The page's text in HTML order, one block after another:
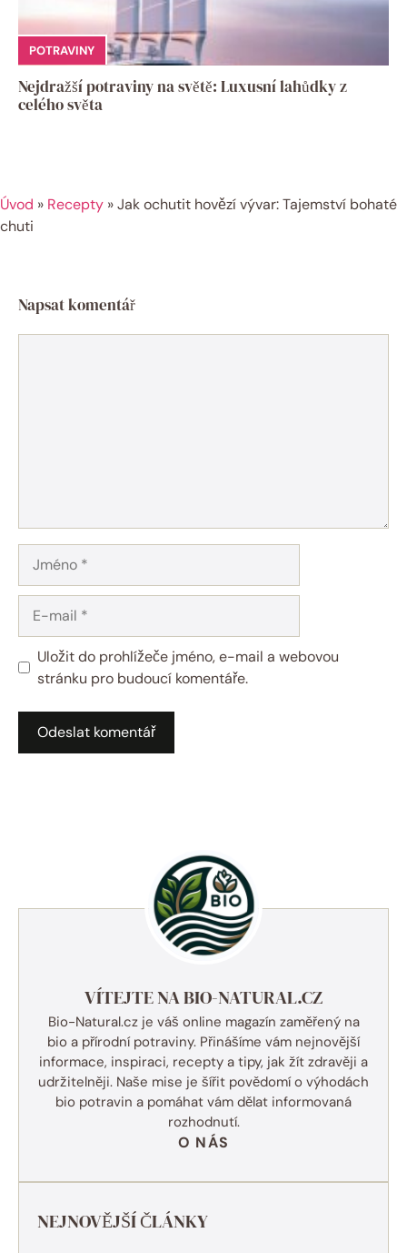
POTRAVINY
Nejdražší potraviny na světě: Luxusní lahůdky z
celého světa
Úvod » Recepty »Jak ochutit hovězí vývar: Tajemství bohaté
chuti
Napsat komentář
mail
Uložit do prohlížeče jméno, e-mail a webovou
stránku pro budoucí komentáře.
VÍTEJTE NA BIO-NATURAL.CZ
Bio-Natural.cz je váš online magazín zaměřený na
bio a přírodní potraviny. Přinášíme vám nejnovější
informace, inspiraci, recepty a tipy, jak žít zdravěji a
udržitelněji. Naše mise je šířit povědomí o výhodách
bio potravin a pomáhat vám dělat informovaná
rozhodnutí.
O NÁS
NEJNOVĚJŠÍ ČLÁNKY